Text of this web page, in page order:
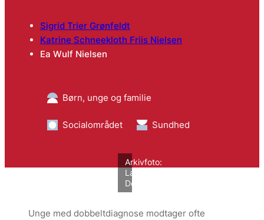
Sigrid Trier Grønfeldt
Katrine Schneekloth Friis Nielsen
Ea Wulf Nielsen
Børn, unge og familie
Socialområdet Sundhed
Arkivfoto:
Lars
Degnbol/VIVE
Unge med dobbeltdiagnose modtager ofte